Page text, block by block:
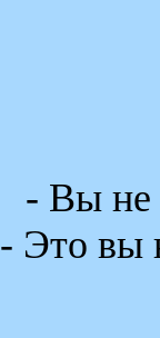
- Вы не
- Это вы